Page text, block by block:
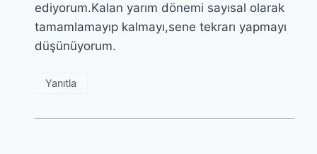
ediyorum.Kalan yarım dönemi sayısal olarak
tamamlamayıp kalmayı,sene tekrarı yapmayı
düşünüyorum.
Yanıtla